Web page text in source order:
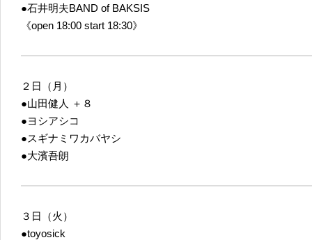
●石井明夫BAND of BAKSIS
《open 18:00 start 18:30》
２日（月）
●山田健人 ＋８
●ヨシアシコ
●スギナミワカバヤシ
●大濱吾朗
３日（火）
●toyosick